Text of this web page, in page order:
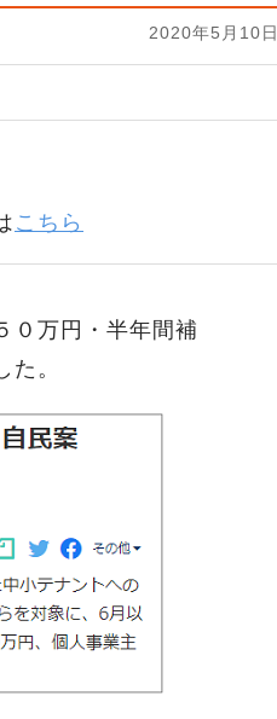
2020年5月10日
こちら
０万円・半年間補
。